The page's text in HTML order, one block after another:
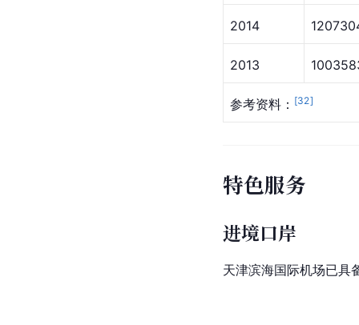
2014
2013
参考资料： [32]
特色服务
进境口岸
天津滨海国际机场已具